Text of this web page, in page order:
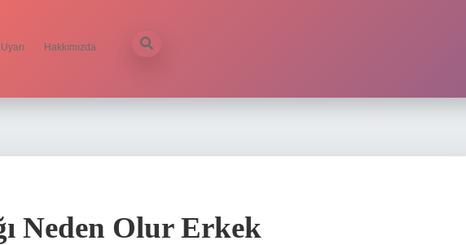
Hakkımızda
Neden Olur Erkek